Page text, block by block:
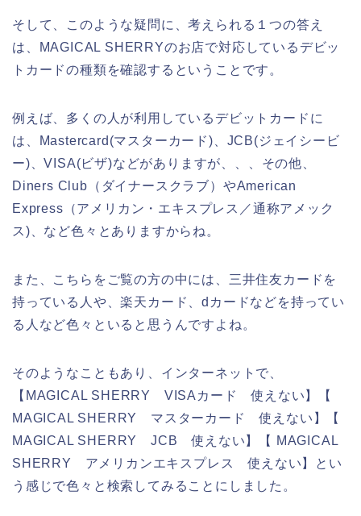
そして、このような疑問に、考えられる１つの答え
は、MAGICAL SHERRYのお店で対応しているデビッ
トカードの種類を確認するということです。
例えば、多くの人が利用しているデビットカードに
は、Mastercard(マスターカード)、JCB(ジェイシービ
ー)、VISA(ビザ)などがありますが、、、その他、
Diners Club（ダイナースクラブ）やAmerican
Express（アメリカン・エキスプレス／通称アメック
ス)、など色々とありますからね。
また、こちらをご覧の方の中には、三井住友カードを
持っている人や、楽天カード、dカードなどを持ってい
る人など色々といると思うんですよね。
そのようなこともあり、インターネットで、
【MAGICAL SHERRY VISAカード 使えない】【
MAGICAL SHERRY マスターカード 使えない】【
MAGICAL SHERRY JCB 使えない】【 MAGICAL
SHERRY アメリカンエキスプレス 使えない】とい
う感じで色々と検索してみることにしました。